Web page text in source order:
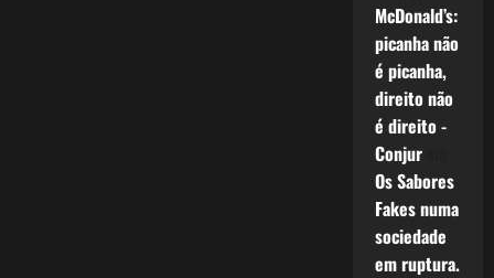
McDonald’s:
picanha não
é picanha,
direito não
é direito -
Conjurem
Os Sabores
Fakes numa
sociedade
em ruptura.